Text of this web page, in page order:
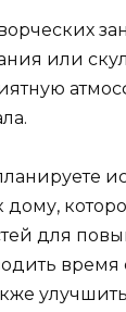
или
для
время